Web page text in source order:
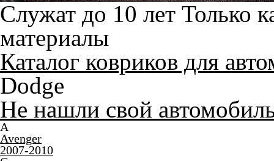
Служат до 10 лет Только
материалы
Каталог ковриков для
Dodge
Не нашли свой
A
Avenger
2007-2010